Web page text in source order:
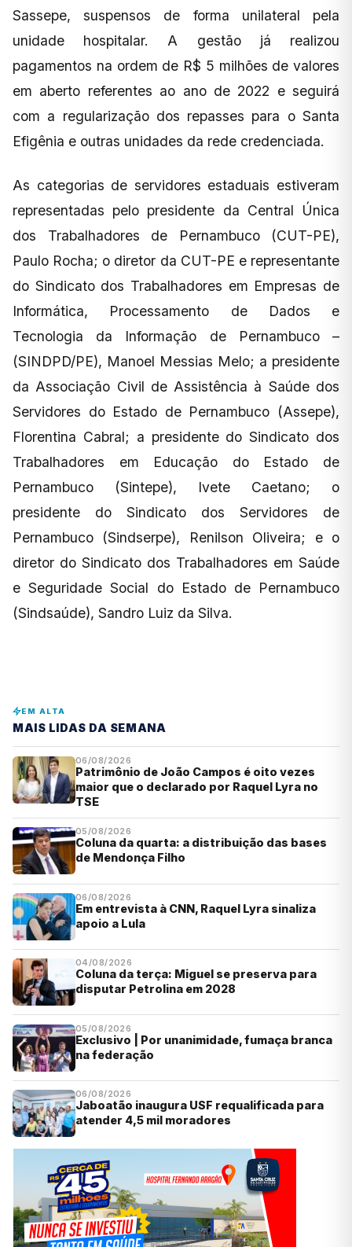
Sassepe, suspensos de forma unilateral pela
unidade hospitalar. A gestão já realizou
pagamentos na ordem de R$ 5 milhões de valores
em aberto referentes ao ano de 2022 e seguirá
com a regularização dos repasses para o Santa
Efigênia e outras unidades da rede credenciada.
As categorias de servidores estaduais estiveram
representadas pelo presidente da Central Única
dos Trabalhadores de Pernambuco (CUT-PE),
Paulo Rocha; o diretor da CUT-PE e representante
do Sindicato dos Trabalhadores em Empresas de
Informática, Processamento de Dados e
Tecnologia da Informação de Pernambuco –
(SINDPD/PE), Manoel Messias Melo; a presidente
da Associação Civil de Assistência à Saúde dos
Servidores do Estado de Pernambuco (Assepe),
Florentina Cabral; a presidente do Sindicato dos
Trabalhadores em Educação do Estado de
Pernambuco (Sintepe), Ivete Caetano; o
presidente do Sindicato dos Servidores de
Pernambuco (Sindserpe), Renilson Oliveira; e o
diretor do Sindicato dos Trabalhadores em Saúde
e Seguridade Social do Estado de Pernambuco
(Sindsaúde), Sandro Luiz da Silva.
EM ALTA
MAIS LIDAS DA SEMANA
06/08/2026
Patrimônio de João Campos é oito vezes
maior que o declarado por Raquel Lyra no
TSE
05/08/2026
Coluna da quarta: a distribuição das bases
de Mendonça Filho
06/08/2026
Em entrevista à CNN, Raquel Lyra sinaliza
apoio a Lula
04/08/2026
Coluna da terça: Miguel se preserva para
disputar Petrolina em 2028
05/08/2026
Exclusivo | Por unanimidade, fumaça branca
na federação
06/08/2026
Jaboatão inaugura USF requalificada para
atender 4,5 mil moradores